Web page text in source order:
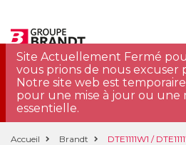
Site Actuellement Fermé
vous prions de nous
Notre site web est
pour une mise à jour ou une
essentielle.
Accueil Brandt DTE1111W1 /